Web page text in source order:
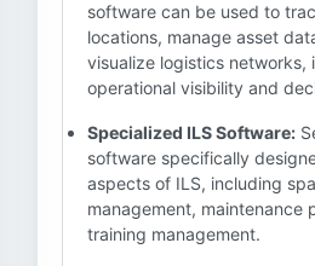
software can be used to
locations, manage asset
visualize logistics networks,
operational visibility and
Specialized ILS Software:
software specifically
aspects of ILS, including
management, maintenance
training management.